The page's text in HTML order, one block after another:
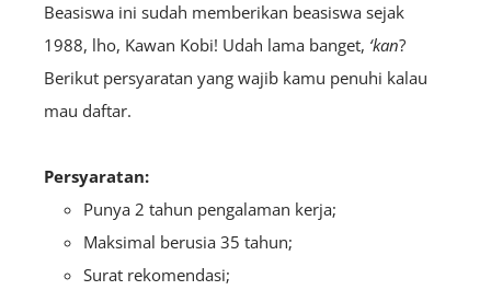
Beasiswa ini sudah memberikan beasiswa sejak
1988, lho, Kawan Kobi! Udah lama banget, ‘kan?
Berikut persyaratan yang wajib kamu penuhi kalau
mau daftar.
Persyaratan:
Punya 2 tahun pengalaman kerja;
Maksimal berusia 35 tahun;
Surat rekomendasi;